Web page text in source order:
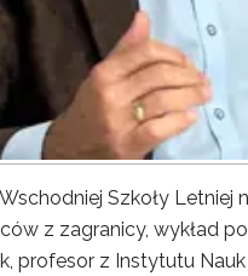
Szkoły
z zagranicy, wykład
profesor z Instytutu